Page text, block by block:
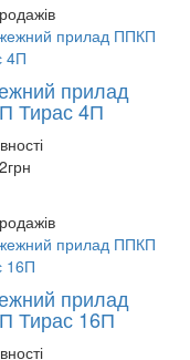
прилад
Тирас 4П
грн
прилад
Тирас 16П